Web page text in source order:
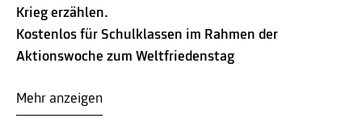
Krieg erzählen.
Kostenlos für Schulklassen im Rahmen der
Aktionswoche zum Weltfriedenstag
Mehr anzeigen